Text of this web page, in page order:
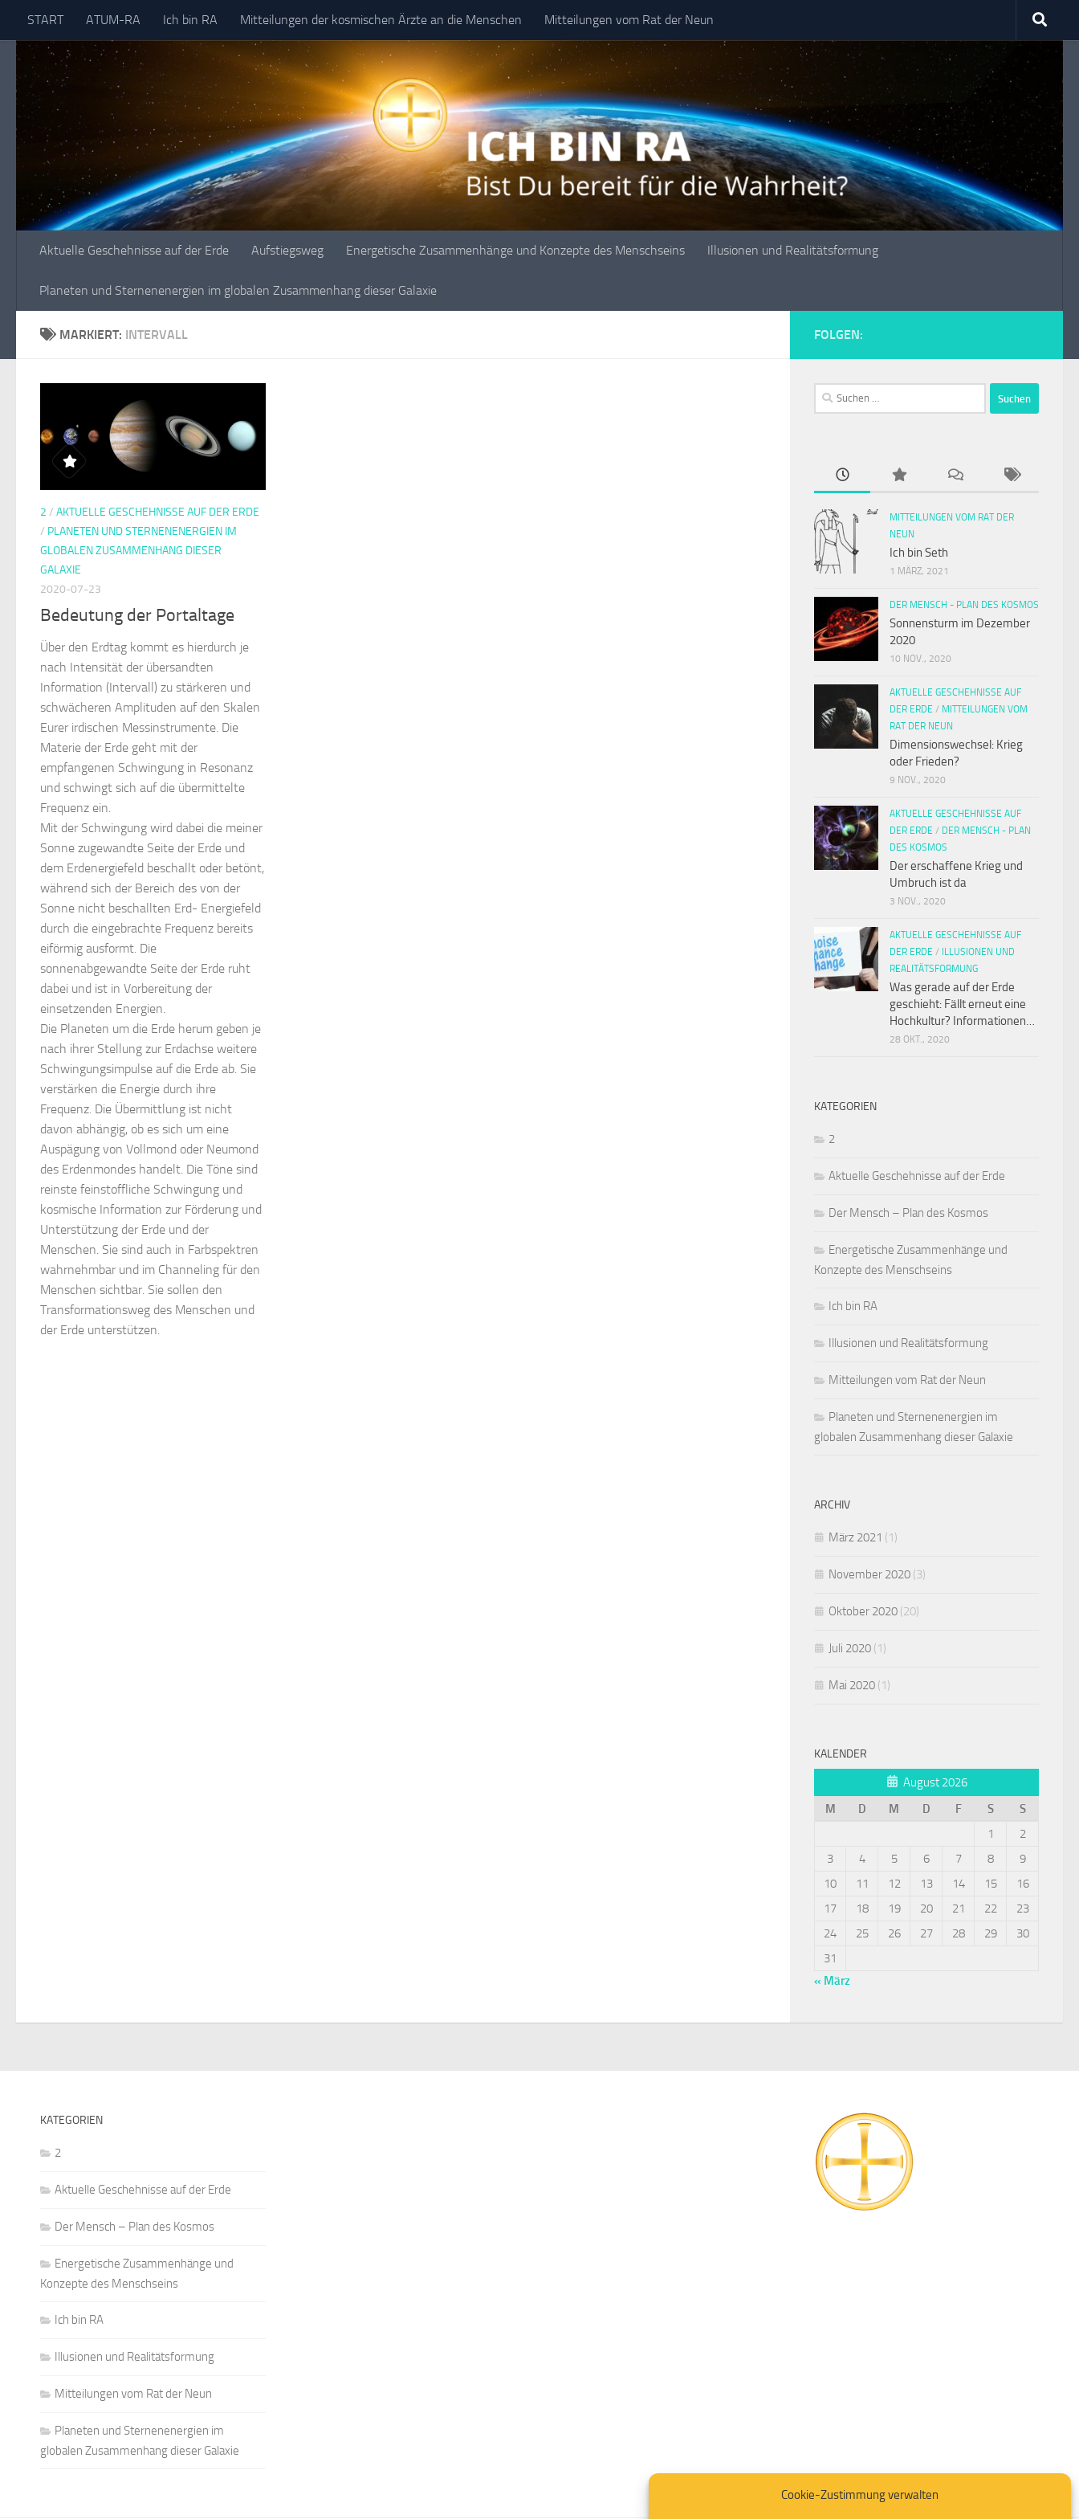
Cookie-Zustimmung verwalten
Skip to content
START ATUM-RA Ich bin RA Mitteilungen der kosmischen Ärzte an die Menschen Mitteilungen vom Rat der Neun
Aktuelle Geschehnisse auf der Erde Aufstiegsweg Energetische Zusammenhänge und Konzepte des Menschseins Illusionen und Realitätsformung
Planeten und Sternenenergien im globalen Zusammenhang dieser Galaxie
MARKIERT: INTERVALL
2 / AKTUELLE GESCHEHNISSE AUF DER ERDE
/ PLANETEN UND STERNENENERGIEN IM
GLOBALEN ZUSAMMENHANG DIESER
GALAXIE
2020-07-23
Bedeutung der Portaltage
Über den Erdtag kommt es hierdurch je
nach Intensität der übersandten
Information (Intervall) zu stärkeren und
schwächeren Amplituden auf den Skalen
Eurer irdischen Messinstrumente. Die
Materie der Erde geht mit der
empfangenen Schwingung in Resonanz
und schwingt sich auf die übermittelte
Frequenz ein.
Mit der Schwingung wird dabei die meiner
Sonne zugewandte Seite der Erde und
dem Erdenergiefeld beschallt oder betönt,
während sich der Bereich des von der
Sonne nicht beschallten Erd- Energiefeld
durch die eingebrachte Frequenz bereits
eiförmig ausformt. Die
sonnenabgewandte Seite der Erde ruht
dabei und ist in Vorbereitung der
einsetzenden Energien.
Die Planeten um die Erde herum geben je
nach ihrer Stellung zur Erdachse weitere
Schwingungsimpulse auf die Erde ab. Sie
verstärken die Energie durch ihre
Frequenz. Die Übermittlung ist nicht
davon abhängig, ob es sich um eine
Auspägung von Vollmond oder Neumond
des Erdenmondes handelt. Die Töne sind
reinste feinstoffliche Schwingung und
kosmische Information zur Förderung und
Unterstützung der Erde und der
Menschen. Sie sind auch in Farbspektren
wahrnehmbar und im Channeling für den
Menschen sichtbar. Sie sollen den
Transformationsweg des Menschen und
der Erde unterstützen.
FOLGEN:
Suchen
nach:
MITTEILUNGEN VOM RAT DER
NEUN
Ich bin Seth
1 MÄRZ, 2021
DER MENSCH - PLAN DES KOSMOS
Sonnensturm im Dezember
2020
10 NOV., 2020
AKTUELLE GESCHEHNISSE AUF
DER ERDE / MITTEILUNGEN VOM
RAT DER NEUN
Dimensionswechsel: Krieg
oder Frieden?
9 NOV., 2020
AKTUELLE GESCHEHNISSE AUF
DER ERDE / DER MENSCH - PLAN
DES KOSMOS
Der erschaffene Krieg und
Umbruch ist da
3 NOV., 2020
AKTUELLE GESCHEHNISSE AUF
DER ERDE /
ILLUSIONEN UND
REALITÄTSFORMUNG
Was gerade auf der Erde
geschieht: Fällt erneut eine
Hochkultur? Informationen…
28 OKT., 2020
KATEGORIEN
2
Aktuelle Geschehnisse auf der Erde
Der Mensch – Plan des Kosmos
Energetische Zusammenhänge und
Konzepte des Menschseins
Ich bin RA
Illusionen und Realitätsformung
Mitteilungen vom Rat der Neun
Planeten und Sternenenergien im
globalen Zusammenhang dieser Galaxie
ARCHIV
März 2021 (1)
November 2020 (3)
Oktober 2020 (20)
Juli 2020 (1)
Mai 2020 (1)
KALENDER
August 2026
M
D M D F S
S
1
2
3
4 5 6 7 8
9
10
11 12 13 14 15
16
17
18 19 20 21 22
23
24
25 26 27 28 29
30
31
« März
KATEGORIEN
2
Aktuelle Geschehnisse auf der Erde
Der Mensch – Plan des Kosmos
Energetische Zusammenhänge und
Konzepte des Menschseins
Ich bin RA
Illusionen und Realitätsformung
Mitteilungen vom Rat der Neun
Planeten und Sternenenergien im
globalen Zusammenhang dieser Galaxie